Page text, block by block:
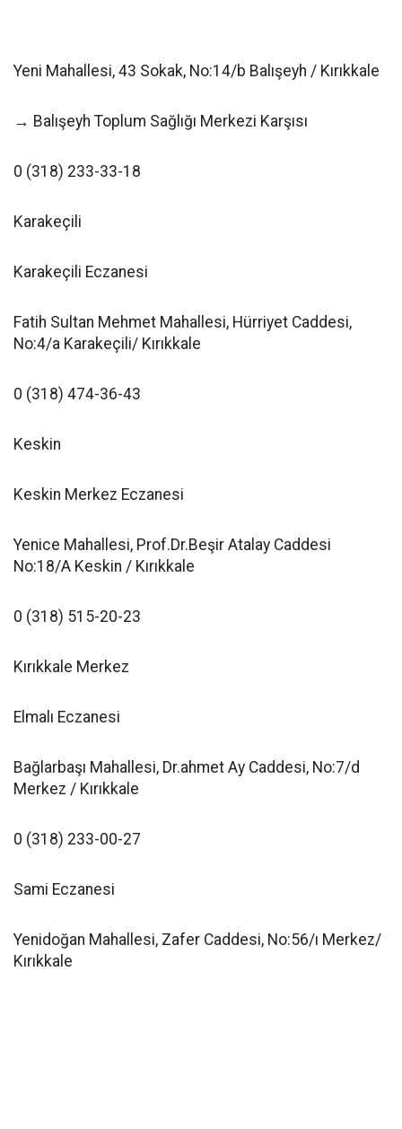
Yeni Mahallesi, 43 Sokak, No:14/b Balışeyh / Kırıkkale
→ Balışeyh Toplum Sağlığı Merkezi Karşısı
0 (318) 233-33-18
Karakeçili
Karakeçili Eczanesi
Fatih Sultan Mehmet Mahallesi, Hürriyet Caddesi,
No:4/a Karakeçili/ Kırıkkale
0 (318) 474-36-43
Keskin
Keskin Merkez Eczanesi
Yenice Mahallesi, Prof.Dr.Beşir Atalay Caddesi
No:18/A Keskin / Kırıkkale
0 (318) 515-20-23
Kırıkkale Merkez
Elmalı Eczanesi
Bağlarbaşı Mahallesi, Dr.ahmet Ay Caddesi, No:7/d
Merkez / Kırıkkale
0 (318) 233-00-27
Sami Eczanesi
Yenidoğan Mahallesi, Zafer Caddesi, No:56/ı Merkez/
Kırıkkale